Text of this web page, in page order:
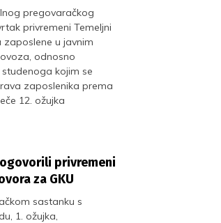
pregovaračkog
privremeni Temeljni
zaposlene u javnim
odnosno
kojim se
zaposlenika prema
12. ožujka
privremeni
za GKU
sastanku s
1. ožujka,